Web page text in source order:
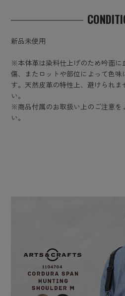
新品未使用
※本体革は染料仕上げのため吟面に
傷、またロットや部位によって色味
す。天然皮革の特性上、避けられ
い。
※商品付属のお取扱い上のご注意を
い。